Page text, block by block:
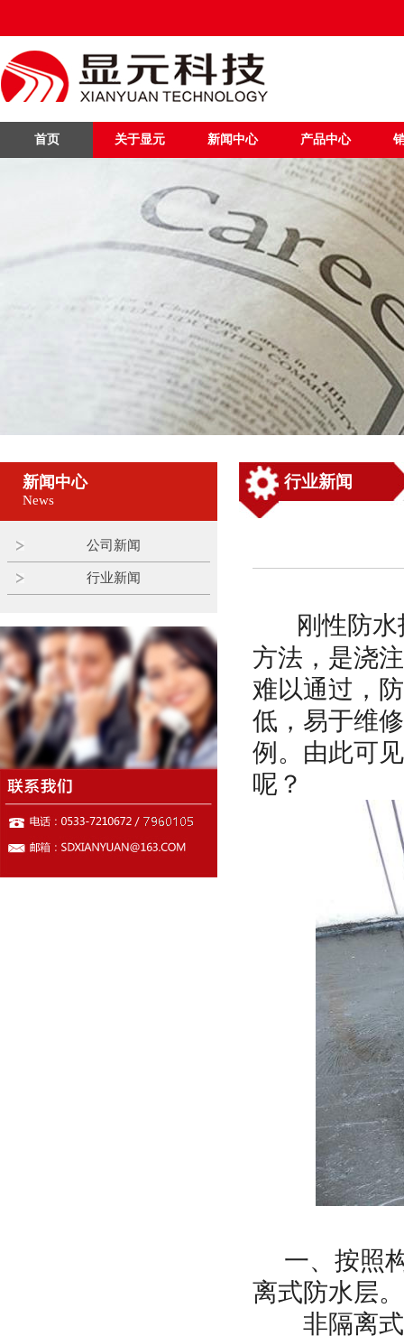
首页 关于显元 新闻中心 产品中心
新闻中心
News
公司新闻
行业新闻
行业新闻
刚性防
方法，是浇
难以通过，
低，易于维
例。由此可
呢？
一、按照
离式防水层。
非隔离式